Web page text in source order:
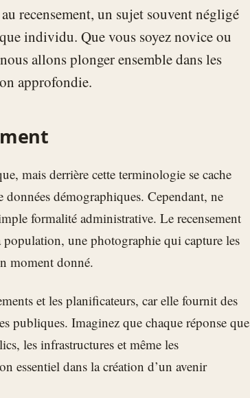
recensement, un sujet souvent négligé
individu. Que vous soyez novice ou
allons plonger ensemble dans les
approfondie.
mais derrière cette terminologie se cache
démographiques. Cependant, ne
formalité administrative. Le recensement
population, une photographie qui capture les
moment donné.
et les planificateurs, car elle fournit des
publiques. Imaginez que chaque réponse que
les infrastructures et même les
essentiel dans la création d’un avenir